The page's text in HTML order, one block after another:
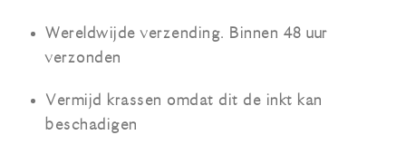
Wereldwijde verzending. Binnen 48 uur
verzonden
Vermijd krassen omdat dit de inkt kan
beschadigen